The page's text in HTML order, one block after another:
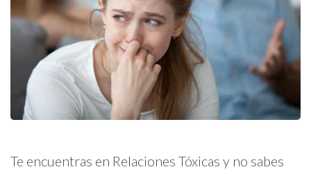
Te encuentras en Relaciones Tóxicas y no sabes